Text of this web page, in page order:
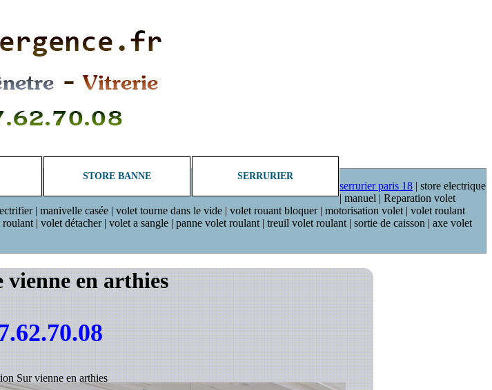
STORE BANNE SERRURIER
serrurier paris 18 | store electrique
| manuel | Reparation volet
| manivelle casée | volet tourne dans le vide | volet rouant bloquer | motorisation volet | volet roulant
| volet détacher | volet a sangle | panne volet roulant | treuil volet roulant | sortie de caisson | axe volet
vienne en arthies
Sur vienne en arthies